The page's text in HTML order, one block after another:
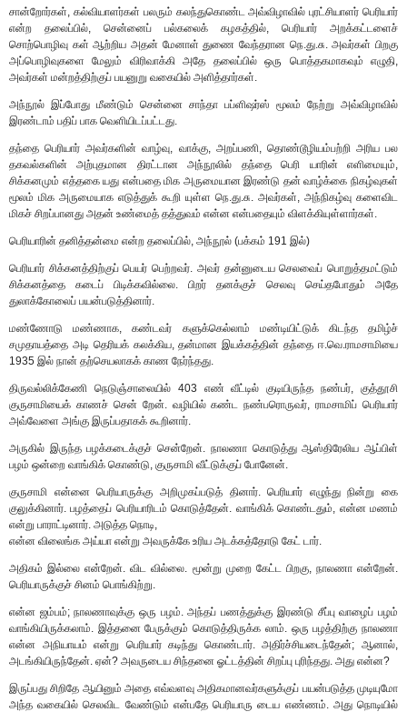
சான்றோர்கள், கல்வியாளர்கள் பலரும் கலந்துகொண்ட அவ்விழாவில் புரட்சியாளர் பெரியார்
என்ற தலைப்பில், சென்னைப் பல்கலைக் கழகத்தில், பெரியார் அறக்கட்டளைச்
சொற்பொழிவு கள் ஆற்றிய அதன் மேனாள் துணை வேந்தரான நெ.து.சு. அவர்கள் பிறகு
அப்பொழிவுகளை மேலும் விரிவாக்கி அதே தலைப்பில் ஒரு பொத்தகமாகவும் எழுதி,
அவர்கள் மன்றத்திற்குப் பயனுறு வகையில் அளித்தார்கள்.
அந்நூல் இப்போது மீண்டும் சென்னை சாந்தா பப்ளிஷர்ஸ் மூலம் நேற்று அவ்விழாவில்
இரண்டாம் பதிப் பாக வெளியிடப்பட்டது.
தந்தை பெரியார் அவர்களின் வாழ்வு, வாக்கு, அறப்பணி, தொண்டூழியம்பற்றி அரிய பல
தகவல்களின் அற்புதமான திரட்டான அந்நூலில் தந்தை பெரி யாரின் எளிமையும்,
சிக்கனமும் எத்தகை யது என்பதை மிக அருமையான இரண்டு தன் வாழ்க்கை நிகழ்வுகள்
மூலம் மிக அருமையாக எடுத்துக் கூறி யுள்ள நெ.து.சு. அவர்கள், அந்நிகழ்வு களைவிட
மிகச் சிறப்பானது அதன் உண்மைத் தத்துவம் என்ன என்பதையும் விளக்கியுள்ளார்கள்.
பெரியாரின் தனித்தன்மை என்ற தலைப்பில், அந்நூல் (பக்கம் 191 இல்)
பெரியார் சிக்கனத்திற்குப் பெயர் பெற்றவர். அவர் தன்னுடைய செலவைப் பொறுத்தமட்டும்
சிக்கனத்தை கடைப் பிடிக்கவில்லை. பிறர் தனக்குச் செலவு செய்தபோதும் அதே
துலாக்கோலைப் பயன்படுத்தினார்.
மண்ணோடு மண்ணாக, கண்டவர் களுக்கெல்லாம் மண்டியிட்டுக் கிடந்த தமிழ்ச்
சமுதாயத்தை அடி தெரியக் கலக்கிய, தன்மான இயக்கத்தின் தந்தை ஈ.வெ.ராமசாமியை
1935 இல் நான் தற்செயலாகக் காண நேர்ந்தது.
திருவல்லிக்கேணி நெடுஞ்சாலையில் 403 எண் வீட்டில் குடியிருந்த நண்பர், குத்தூசி
குருசாமியைக் காணச் சென் றேன். வழியில் கண்ட நண்பரொருவர், ராமசாமிப் பெரியார்
அவ்வேளை அங்கு இருப்பதாகக் கூறினார்.
அருகில் இருந்த பழக்கடைக்குச் சென்றேன். நாலணா கொடுத்து ஆஸ்திரேலிய ஆப்பிள்
பழம் ஒன்றை வாங்கிக் கொண்டு, குருசாமி வீட்டுக்குப் போனேன்.
குருசாமி என்னை பெரியாருக்கு அறிமுகப்படுத் தினார். பெரியார் எழுந்து நின்று கை
குலுக்கினார். பழத்தைப் பெரியாரிடம் கொடுத்தேன். வாங்கிக் கொண்டதும், என்ன மணம்
என்று பாராட்டினார். அடுத்த நொடி,
என்ன விலைங்க அய்யா என்று அவருக்கே உரிய அடக்கத்தோடு கேட் டார்.
அதிகம் இல்லை என்றேன். விட வில்லை. மூன்று முறை கேட்ட பிறகு, நாலணா என்றேன்.
பெரியாருக்குச் சினம் பொங்கிற்று.
என்ன ஜம்பம்; நாலணாவுக்கு ஒரு பழம். அந்தப் பணத்துக்கு இரண்டு சீப்பு வாழைப் பழம்
வாங்கியிருக்கலாம். இத்தனை பேருக்கும் கொடுத்திருக்க லாம். ஒரு பழத்திற்கு நாலணா
என்ன அநியாயம் என்று பெரியார் கடிந்து கொண்டார். அதிர்ச்சியடைந்தேன்; ஆனால்,
அடங்கியிருந்தேன். ஏன்? அவருடைய சிந்தனை ஓட்டத்தின் சிறப்பு புரிந்தது. அது என்ன?
இருப்பது சிறிதே ஆயினும் அதை எவ்வளவு அதிகமானவர்களுக்குப் பயன்படுத்த முடியுமோ
அந்த வகையில் செலவிட வேண்டும் என்பதே பெரியாரு டைய எண்ணம். அது நொடியில்